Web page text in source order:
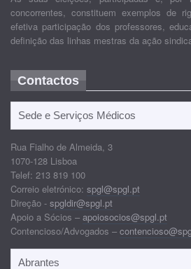
concorrentes, constituem exemplos de
efetiva participação dos professores,
definição das linhas mestras da ação
Contactos
Sede e Serviços Médicos
Rua Fialho de Almeida, 3
1070-128 Lisboa
Telef: 213 819 100
Correio eletrónico: spgl@spgl.pt
Direção - spgldir@spgl.pt
Apoio a Sócios – apoiosocios@spgl.pt
Contencioso/Advogados –
Abrantes